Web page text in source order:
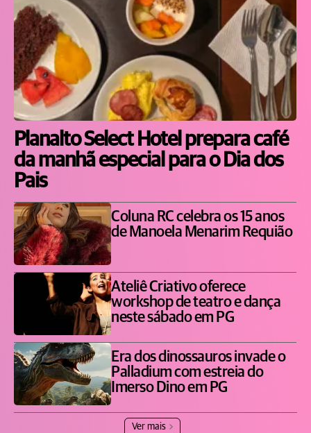
Planalto Select Hotel prepara café
da manhã especial para o Dia dos
Pais
Coluna RC celebra os 15 anos
de Manoela Menarim Requião
Ateliê Criativo oferece
workshop de teatro e dança
neste sábado em PG
Era dos dinossauros invade o
Palladium com estreia do
Imerso Dino em PG
Ver mais